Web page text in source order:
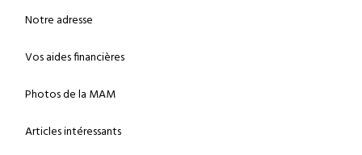
Notre adresse
Vos aides financières
Photos de la MAM
Articles intéressants